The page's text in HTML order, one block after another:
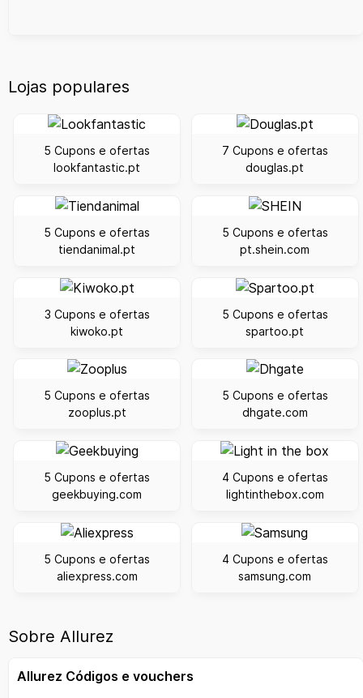
Lojas populares
5 Cupons e ofertas
lookfantastic.pt
7 Cupons e ofertas
douglas.pt
5 Cupons e ofertas
tiendanimal.pt
5 Cupons e ofertas
pt.shein.com
3 Cupons e ofertas
kiwoko.pt
5 Cupons e ofertas
spartoo.pt
5 Cupons e ofertas
zooplus.pt
5 Cupons e ofertas
dhgate.com
5 Cupons e ofertas
geekbuying.com
4 Cupons e ofertas
lightinthebox.com
5 Cupons e ofertas
aliexpress.com
4 Cupons e ofertas
samsung.com
Sobre Allurez
Allurez Códigos e vouchers